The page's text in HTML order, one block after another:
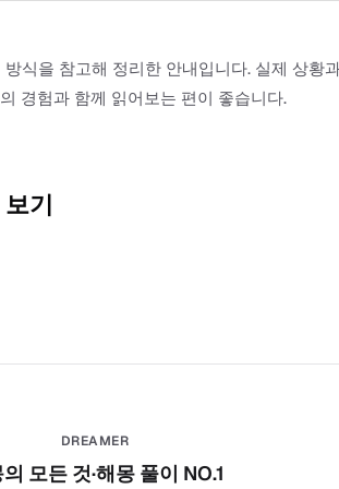
식을 참고해 정리한 안내입니다. 실제 상황
경험과 함께 읽어보는 편이 좋습니다.
기
DREAMER
모든 것·해몽 풀이 NO.1